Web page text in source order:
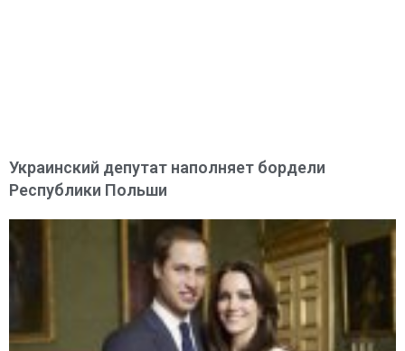
Украинский депутат наполняет бордели
Республики Польши